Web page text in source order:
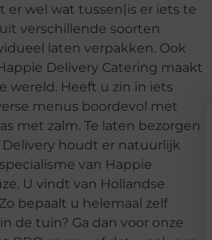
er wel wat tussen|is er iets te
verschillende soorten
laten verpakken. Ook
Delivery Catering maakt
wereld. Heeft u zin in iets
menus boordevol met
met zalm. Te laten bezorgen
houdt er natuurlijk
van Happie
U vindt van Hollandse
bepaalt u helemaal zelf
de tuin? Ga dan voor onze